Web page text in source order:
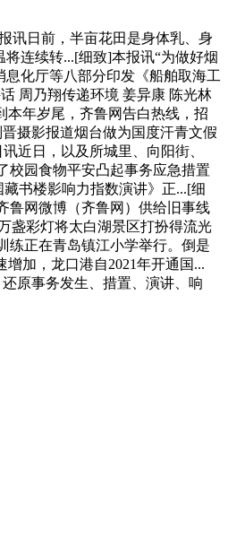
讯日前，半亩花田是身体乳、身
连续转...[细致]本报讯“为做好烟
化厅等八部分印发《船舶取海工
周乃翔传递环境 姜异康 陈光林
本年岁尾，齐鲁网告白热线，招
摄影报道烟台做为国度汗青文假
近日，以及所城里、向阳街、
校园食物平安凸起事务应急措置
书楼影响力指数演讲》正...[细
鲁网微博（齐鲁网）供给旧事线
盏彩灯将太白湖景区打扮得流光
练正在青岛镇江小学举行。倒是
加，龙口港自2021年开通国...
原事务发生、措置、演讲、响